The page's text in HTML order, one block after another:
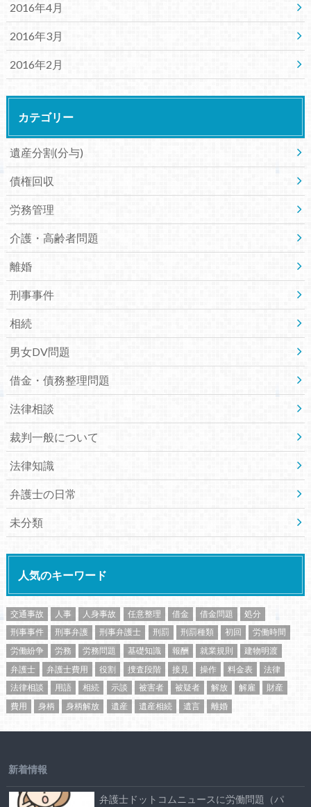
2016年4月
2016年3月
2016年2月
カテゴリー
遺産分割(分与)
債権回収
労務管理
介護・高齢者問題
離婚
刑事事件
相続
男女DV問題
借金・債務整理問題
法律相談
裁判一般について
法律知識
弁護士の日常
未分類
人気のキーワード
交通事故 人事 人身事故 任意整理 借金 借金問題
処分
刑事事件
刑事弁護 刑事弁護士 刑罰 刑罰種類 初回
労働時間
労働紛争
労務 労務問題 基礎知識 報酬 就業規則
建物明渡
弁護士
弁護士費用 役割 捜査段階 接見 操作 料金表
法律
法律相談
用語 相続 示談 被害者 被疑者 解放 解雇
財産
費用
身柄 身柄解放 遺産 遺産相続 遺言 離婚
新着情報
弁護士ドットコムニュースに労働問題（パ